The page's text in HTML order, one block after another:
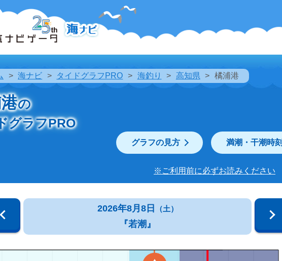
海ナビ タイドグラフPRO 海釣り 高知県 橘浦港
の
グラフPRO
グラフの見方 満潮・干潮時刻
※ご利用前に必ずお読みください
2026年8月8日 （土）
『若潮』